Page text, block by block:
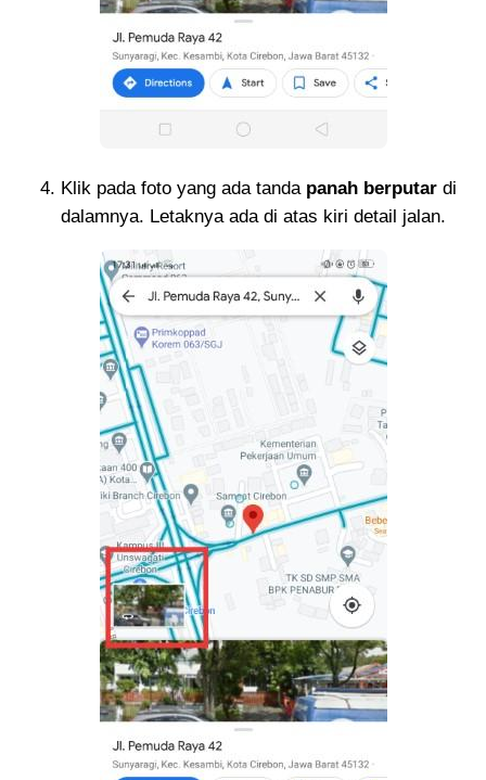
Klik pada foto yang ada tanda panah berputar di
dalamnya. Letaknya ada di atas kiri detail jalan.